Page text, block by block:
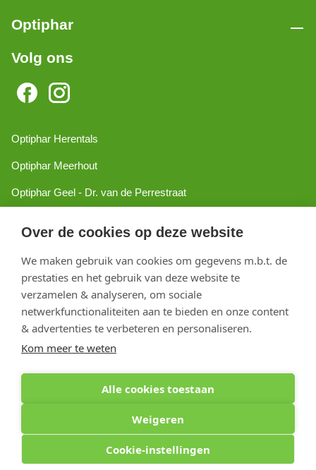
Over de cookies op deze website
We maken gebruik van cookies om gegevens m.b.t. de
prestaties en het gebruik van deze website te
verzamelen & analyseren, om sociale
netwerkfunctionaliteiten aan te bieden en onze content
& advertenties te verbeteren en personaliseren.
Kom meer te weten
Alle cookies toestaan
Weigeren
Cookie-instellingen
Optiphar
Volg ons
Optiphar Herentals
Optiphar Meerhout
Optiphar Geel - Dr. van de Perrestraat
Optiphar Mol
Copyright 2026 optiphar.com. Alle rechten voorbehouden
Optiphar Apotheek (Dermatheek BVBA) - Antwerpseweg 81b - 2440 Geel - BE
0441.223.009 - APB 130802 - Apr. titularis: Kirsten Vanspringel